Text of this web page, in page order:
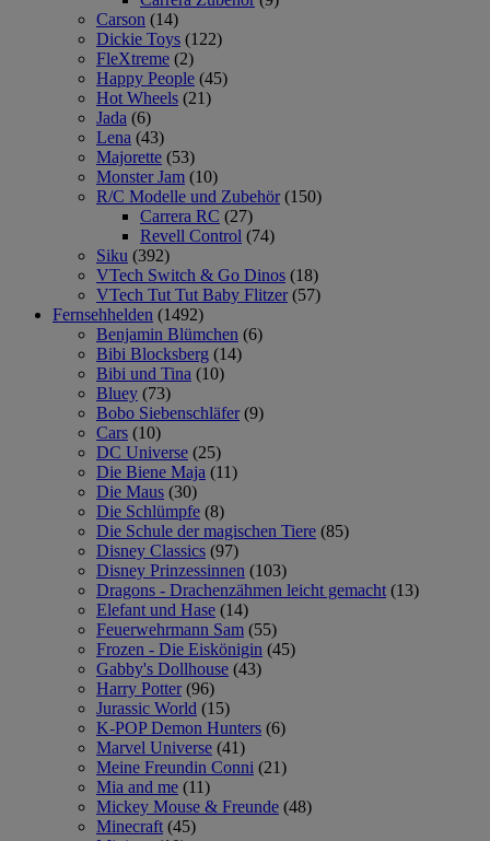
Carson (14)
Dickie Toys (122)
FleXtreme (2)
Happy People (45)
Hot Wheels (21)
Jada (6)
Lena (43)
Majorette (53)
Monster Jam (10)
R/C Modelle und Zubehör (150)
Carrera RC (27)
Revell Control (74)
Siku (392)
VTech Switch & Go Dinos (18)
VTech Tut Tut Baby Flitzer (57)
Fernsehhelden (1492)
Benjamin Blümchen (6)
Bibi Blocksberg (14)
Bibi und Tina (10)
Bluey (73)
Bobo Siebenschläfer (9)
Cars (10)
DC Universe (25)
Die Biene Maja (11)
Die Maus (30)
Die Schlümpfe (8)
Die Schule der magischen Tiere (85)
Disney Classics (97)
Disney Prinzessinnen (103)
Dragons - Drachenzähmen leicht gemacht (13)
Elefant und Hase (14)
Feuerwehrmann Sam (55)
Frozen - Die Eiskönigin (45)
Gabby's Dollhouse (43)
Harry Potter (96)
Jurassic World (15)
K-POP Demon Hunters (6)
Marvel Universe (41)
Meine Freundin Conni (21)
Mia and me (11)
Mickey Mouse & Freunde (48)
Minecraft (45)